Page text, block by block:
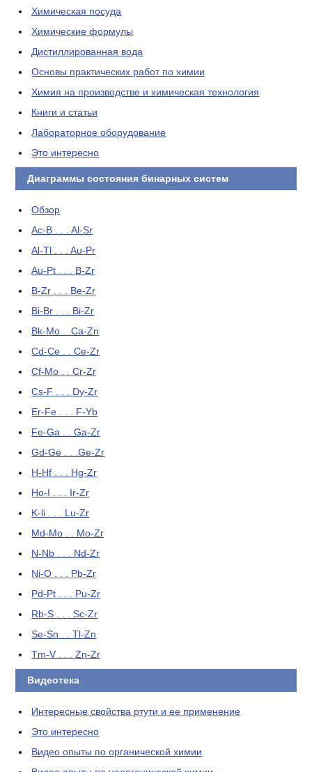
Химическая посуда
Химические формулы
Дистиллированная вода
Основы практических работ по химии
Химия на производстве и химическая технология
Книги и статьи
Лабораторное оборудование
Это интересно
Диаграммы состояния бинарных систем
Обзор
Ac-B . . . Al-Sr
Al-Tl . . . Au-Pr
Au-Pt . . . B-Zr
B-Zr . . . Be-Zr
Bi-Br . . . Bi-Zr
Bk-Mo . .Ca-Zn
Cd-Ce . . Ce-Zr
Cf-Mo . . Cr-Zr
Cs-F . . . Dy-Zr
Er-Fe . . . F-Yb
Fe-Ga . . Ga-Zr
Gd-Ge . . .Ge-Zr
H-Hf . . . Hg-Zr
Ho-I . . . Ir-Zr
K-li . . . Lu-Zr
Md-Mo . . Mo-Zr
N-Nb . . . Nd-Zr
Ni-O . . . Pb-Zr
Pd-Pt . . . Pu-Zr
Rb-S . . . Sc-Zr
Se-Sn . . Tl-Zn
Tm-V . . . Zn-Zr
Видеотека
Интересные свойства ртути и ее применение
Это интересно
Видео опыты по органической химии